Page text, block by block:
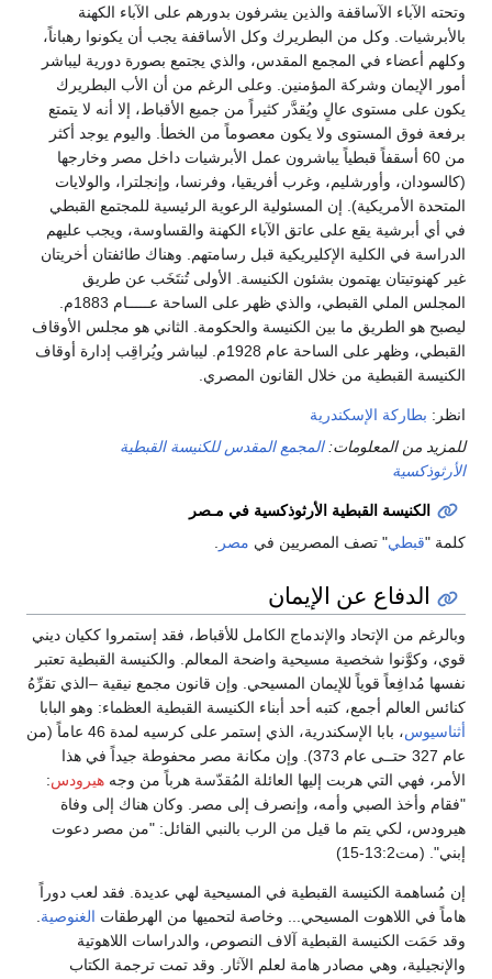
وتحته الآباء الآساقفة والذين يشرفون بدورهم على الآباء الكهنة
بالأبرشيات. وكل من البطريرك وكل الأساقفة يجب أن يكونوا رهباناً،
وكلهم أعضاء في المجمع المقدس، والذي يجتمع بصورة دورية ليباشر
أمور الإيمان وشركة المؤمنين. وعلى الرغم من أن الأب البطريرك
يكون على مستوى عالٍ ويُقدَّر كثيراً من جميع الأقباط، إلا أنه لا يتمتع
برفعة فوق المستوى ولا يكون معصوماً من الخطأ. واليوم يوجد أكثر
من 60 أسقفاً قبطياً يباشرون عمل الأبرشيات داخل مصر وخارجها
(كالسودان، وأورشليم، وغرب أفريقيا، وفرنسا، وإنجلترا، والولايات
المتحدة الأمريكية). إن المسئولية الرعوية الرئيسية للمجتمع القبطي
في أي أبرشية يقع على عاتق الآباء الكهنة والقساوسة، ويجب عليهم
الدراسة في الكلية الإكليريكية قبل رسامتهم. وهناك طائفتان أخريتان
غير كهنوتيتان يهتمون بشئون الكنيسة. الأولى تُنتَخَب عن طريق
المجلس الملي القبطي، والذي ظهر على الساحة عـــــام 1883م.
ليصبح هو الطريق ما بين الكنيسة والحكومة. الثاني هو مجلس الأوقاف
القبطي، وظهر على الساحة عام 1928م. ليباشر ويُراقِب إدارة أوقاف
الكنيسة القبطية من خلال القانون المصري.
انظر: بطاركة الإسكندرية
للمزيد من المعلومات:المجمع المقدس للكنيسة القبطية
الأرثوذكسية
الكنيسة القبطية الأرثوذكسية في مـصر
كلمة "قبطي" تصف المصريين في مصر
الدفاع عن الإيمان
وبالرغم من الإتحاد والإندماج الكامل للأقباط، فقد إستمروا ككيان ديني
قوي، وكوَّنوا شخصية مسيحية واضحة المعالم. والكنيسة القبطية تعتبر
نفسها مُدافِعاً قوياً للإيمان المسيحي. وإن قانون مجمع نيقية –الذي تقرِّهُ
كنائس العالم أجمع، كتبه أحد أبناء الكنيسة القبطية العظماء: وهو البابا
أثناسيوس
، بابا الإسكندرية، الذي إستمر على كرسيه لمدة 46 عاماً (من
عام 327 حتــى عام 373). وإن مكانة مصر محفوطة جيداً في هذا
الأمر، فهي التي هربت إليها العائلة المُقدّسة هرباً من وجه هيرودس:
"فقام وأخذ الصبي وأمه، وإنصرف إلى مصر. وكان هناك إلى وفاة
هيرودس، لكي يتم ما قيل من الرب بالنبي القائل: "من مصر دعوت
إبني". (مت13:2-15)
إن مُساهمة الكنيسة القبطية في المسيحية لهي عديدة. فقد لعب دوراً
هاماً في اللاهوت المسيحي... وخاصة لتحميها من الهرطقات الغنوصية.
وقد حَمَت الكنيسة القبطية آلاف النصوص، والدراسات اللاهوتية
والإنجيلية، وهي مصادر هامة لعلم الآثار. وقد تمت ترجمة الكتاب